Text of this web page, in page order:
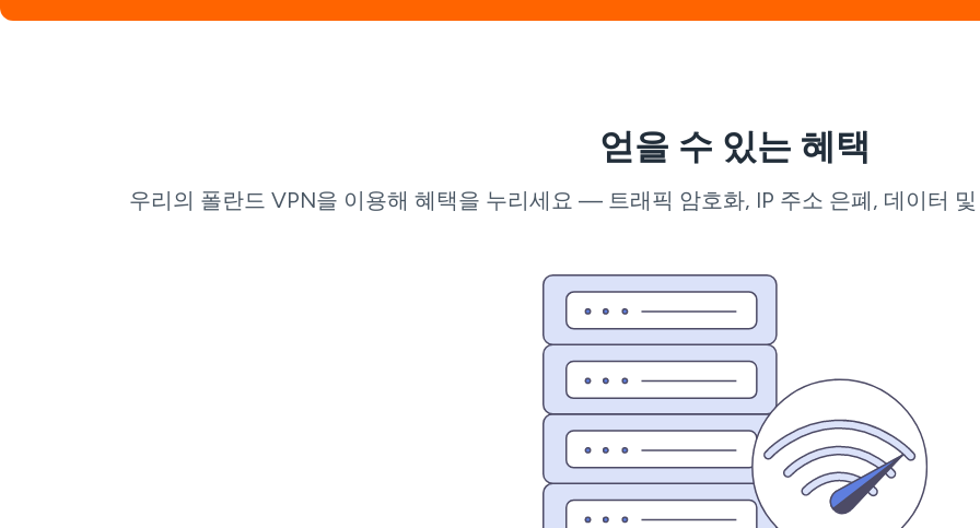
얻을 수 있는 혜택
우리의 폴란드 VPN을 이용해 혜택을 누리세요 — 트래픽 암호화, IP 주소 은폐, 데이터